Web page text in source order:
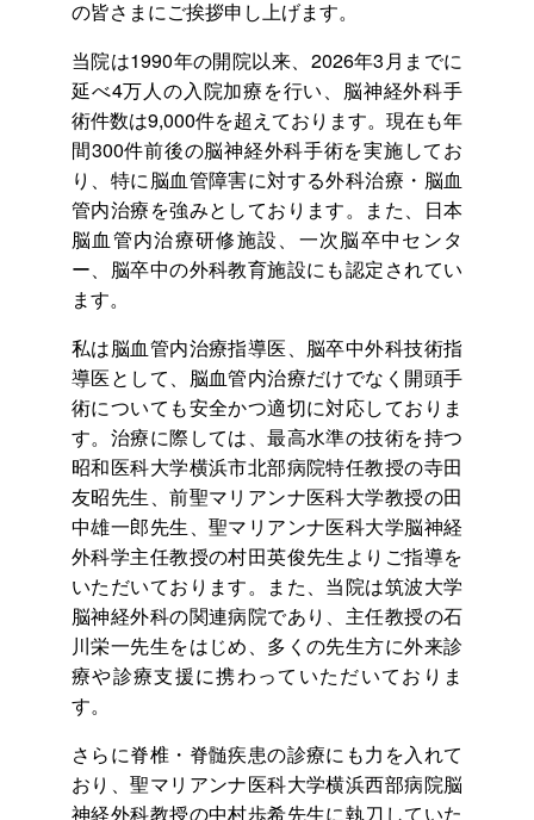
の皆さまにご挨拶申し上げます。
当院は1990年の開院以来、2026年3月までに
延べ4万人の入院加療を行い、脳神経外科手
術件数は9,000件を超えております。現在も年
間300件前後の脳神経外科手術を実施してお
り、特に脳血管障害に対する外科治療・脳血
管内治療を強みとしております。また、日本
脳血管内治療研修施設、一次脳卒中センタ
ー、脳卒中の外科教育施設にも認定されてい
ます。
私は脳血管内治療指導医、脳卒中外科技術指
導医として、脳血管内治療だけでなく開頭手
術についても安全かつ適切に対応しておりま
す。治療に際しては、最高水準の技術を持つ
昭和医科大学横浜市北部病院特任教授の寺田
友昭先生、前聖マリアンナ医科大学教授の田
中雄一郎先生、聖マリアンナ医科大学脳神経
外科学主任教授の村田英俊先生よりご指導を
いただいております。また、当院は筑波大学
脳神経外科の関連病院であり、主任教授の石
川栄一先生をはじめ、多くの先生方に外来診
療や診療支援に携わっていただいておりま
す。
さらに脊椎・脊髄疾患の診療にも力を入れて
おり、聖マリアンナ医科大学横浜西部病院脳
神経外科教授の中村歩希先生に執刀していた